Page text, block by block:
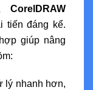
CorelDRAW
tiến đáng kể.
giúp nâng
lý nhanh hơn,